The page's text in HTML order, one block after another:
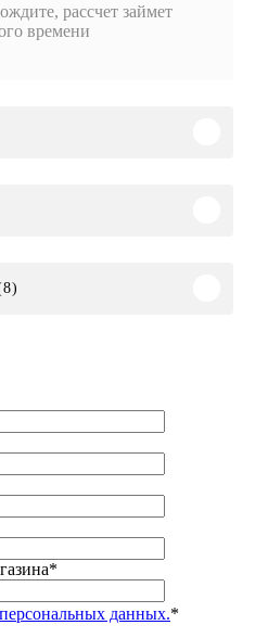
рассчет займет
времени
*
данных.*